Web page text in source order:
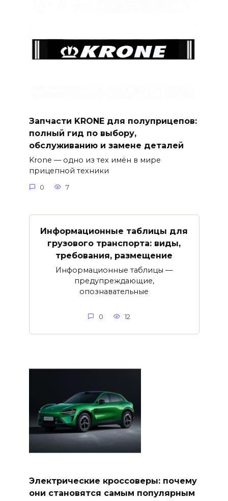
Запчасти KRONE для полуприцепов:
полный гид по выбору,
обслуживанию и замене деталей
Krone — одно из тех имён в мире
прицепной техники
0 7
Информационные таблицы для
грузового транспорта: виды,
требования, размещение
Информационные таблицы —
предупреждающие,
опознавательные
0 12
Электрические кроссоверы: почему
они становятся самым популярным